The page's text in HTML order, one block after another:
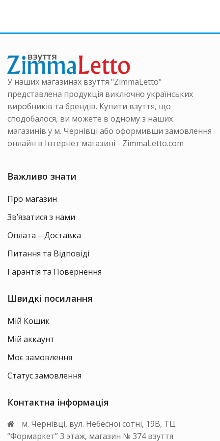
товару
можна
У наших магазинах взуття "ZimmaLetto"
представлена продукція виключно українських
виробників та брендів. Купити взуття, що
сподобалося, ви можете в одному з наших
магазинів у м. Чернівці або оформивши замовлення
онлайн в Інтернет магазині - ZimmaLetto.com
Важливо знати
Про магазин
Зв’язатися з нами
Оплата – Доставка
Питання та Відповіді
Гарантія та Повернення
Швидкі посилання
Мій Кошик
Мій аккаунт
Моє замовлення
Статус замовлення
Контактна інформація
м. Чернівці, вул. Небесної сотні, 19В, ТЦ
“Формаркет” 3 этаж, магазин № 374 взуття